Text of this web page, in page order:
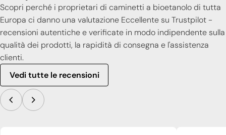
Scopri perché i proprietari di caminetti a bioetanolo di tutta
Europa ci danno una valutazione Eccellente su Trustpilot -
recensioni autentiche e verificate in modo indipendente sulla
qualità dei prodotti, la rapidità di consegna e l'assistenza
clienti.
Vedi tutte le recensioni